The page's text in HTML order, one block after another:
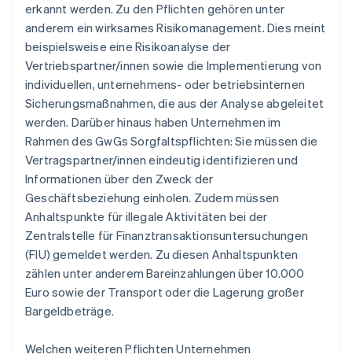
erkannt werden. Zu den Pflichten gehören unter
anderem ein wirksames Risikomanagement. Dies meint
beispielsweise eine Risikoanalyse der
Vertriebspartner/innen sowie die Implementierung von
individuellen, unternehmens- oder betriebsinternen
Sicherungsmaßnahmen, die aus der Analyse abgeleitet
werden. Darüber hinaus haben Unternehmen im
Rahmen des GwGs Sorgfaltspflichten: Sie müssen die
Vertragspartner/innen eindeutig identifizieren und
Informationen über den Zweck der
Geschäftsbeziehung einholen. Zudem müssen
Anhaltspunkte für illegale Aktivitäten bei der
Zentralstelle für Finanztransaktionsuntersuchungen
(FIU) gemeldet werden. Zu diesen Anhaltspunkten
zählen unter anderem Bareinzahlungen über 10.000
Euro sowie der Transport oder die Lagerung großer
Bargeldbeträge.
Welchen weiteren Pflichten Unternehmen